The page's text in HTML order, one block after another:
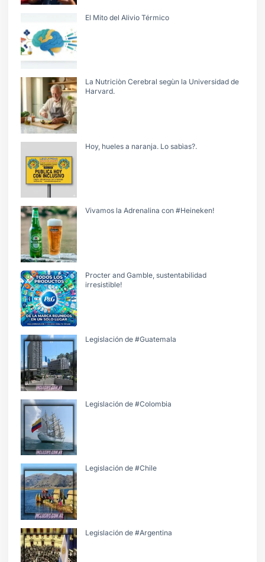
El Mito del Alivio Térmico
La Nutriciòn Cerebral segùn la Universidad de
Harvard.
Hoy, hueles a naranja. Lo sabìas?.
Vivamos la Adrenalina con #Heineken!
Procter and Gamble, sustentabilidad
irresistible!
Legislación de #Guatemala
Legislación de #Colombia
Legislación de #Chile
Legislación de #Argentina